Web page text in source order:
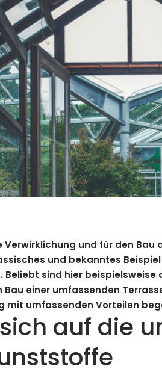
und für den
und bekanntes
Beliebt sind hier beispielsweise
einer umfassenden
mit umfassenden Vorteilen
auf die